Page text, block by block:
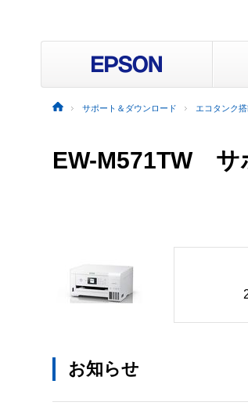
サポート＆ダウンロード エコタンク
EW-M571TW サ
お知らせ